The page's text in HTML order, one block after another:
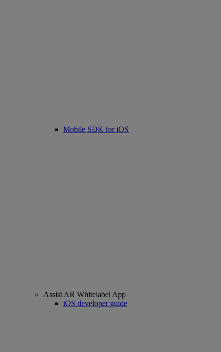
Mobile SDK for iOS
Assist AR Whitelabel App
iOS developer guide